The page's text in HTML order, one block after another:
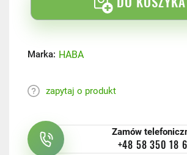
Marka: HABA
zapytaj o produkt
Zamów
+48 58 350 18